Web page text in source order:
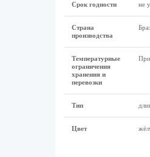
Срок годности не
Страна
производства
Температурные
ограничения
хранения и
перевозки
При
Тип
Цвет